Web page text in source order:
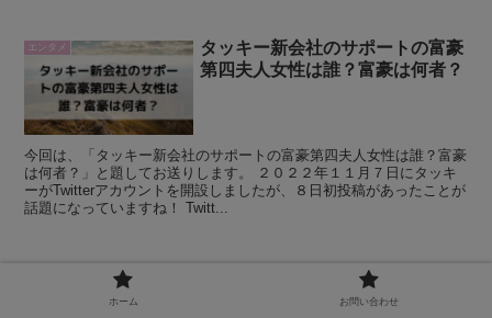
エンタメ
タッキー新会社のサポートの富豪
第四夫人女性は誰？富豪は何者？
今回は、「タッキー新会社のサポートの富豪第四夫人女性は誰？富豪
は何者？」と題してお送りします。 ２０２２年１１月７日にタッキ
ーがTwitterアカウントを開設しましたが、８日初投稿があったことが
話題になっていますね！ Twitt...
ルセラフィムカズハ人気の理由は
なぜ？顔やスタイルから分析！
ホーム お問い合わせ